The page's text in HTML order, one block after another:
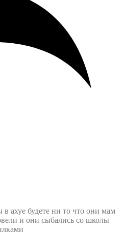
ахуе будете ни то что они мам
и они сыбались со школы